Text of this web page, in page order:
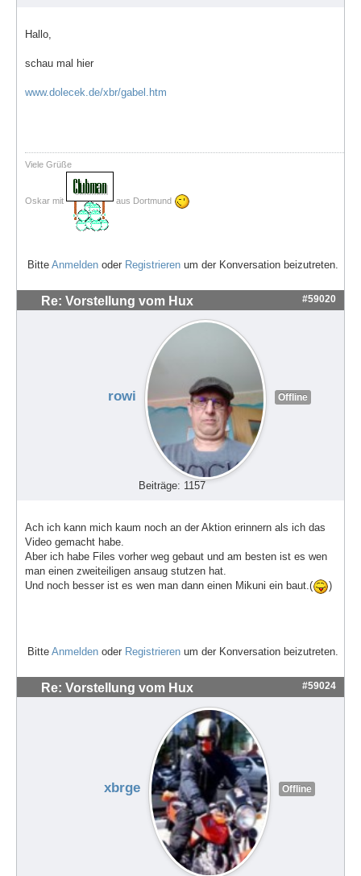
Hallo,
schau mal hier
www.dolecek.de/xbr/gabel.htm
Viele Grüße
Oskar mit aus Dortmund
Bitte Anmelden oder Registrieren um der Konversation beizutreten.
Re: Vorstellung vom Hux #59020
rowi Offline
Beiträge: 1157
Ach ich kann mich kaum noch an der Aktion erinnern als ich das
Video gemacht habe.
Aber ich habe Files vorher weg gebaut und am besten ist es wen
man einen zweiteiligen ansaug stutzen hat.
Und noch besser ist es wen man dann einen Mikuni ein baut.(
)
Bitte Anmelden oder Registrieren um der Konversation beizutreten.
Re: Vorstellung vom Hux #59024
xbrge Offline